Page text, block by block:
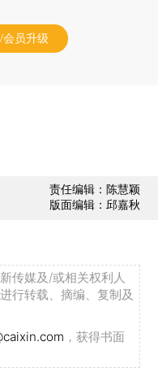
会员升级
责任编辑：陈慧颖
版面编辑：邱嘉秋
传媒及/或相关权利人
行转载、摘编、复制及
，获得书面